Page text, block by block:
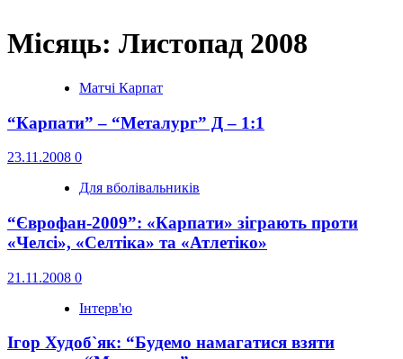
Місяць: Листопад 2008
Матчі Карпат
“Карпати” – “Металург” Д – 1:1
23.11.2008 0
Для вболівальників
“Єврофан-2009”: «Карпати» зіграють проти
«Челсі», «Селтіка» та «Атлетіко»
21.11.2008 0
Інтерв'ю
Ігор Худоб`як: “Будемо намагатися взяти